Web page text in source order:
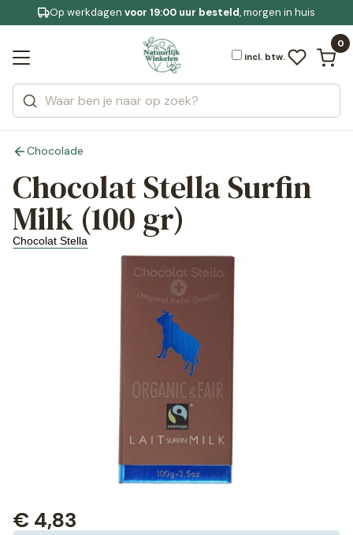
Gratis bezorging
Jouw bewuste leefstijl
Op werkdagenvoor 19:00 uur besteld, morgen in huis
incl. btw.
0
Zoeken
Categorieën
Merken
Bekijk alle resultaten
Chocolade
Chocolat Stella Surfin
Milk (100 gr)
Chocolat Stella
€ 4,83